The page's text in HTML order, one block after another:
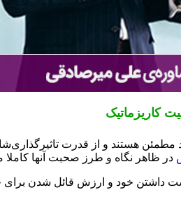
مطمئن هستند و از قدرت
در ظاهر نگاه و طرز صحبت آنها
داشتن خود و ارزش قائل شدن